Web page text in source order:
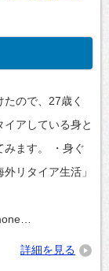
ので、27歳く
イアしている身と
みます。 ・身ぐ
リタイア生活」
詳細を見る